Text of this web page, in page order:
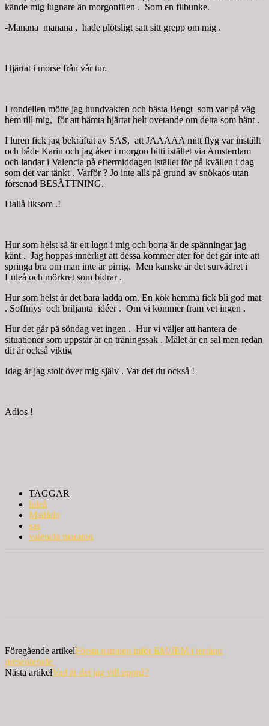
kände mig lugnare än morgonfilen . Som en filbunke.
-Manana manana , hade plötsligt satt sitt grepp om mig .
Hjärtat i morse från vår tur.
I rondellen mötte jag hundvakten och bästa Bengt som var på väg
hem till mig, för att hämta hjärtat helt ovetande om detta som hänt .
I luren fick jag bekräftat av SAS, att JAAAAA mitt flyg var inställt
och både Karin och jag åker i morgon bitti istället via Amsterdam
och landar i Valencia på eftermiddagen istället för på kvällen i dag
som det var tänkt . Varför ? Jo inte alls på grund av snökaos utan
försenad BESÄTTNING.
Hallå liksom .!
Hur som helst så är ett lugn i mig och borta är de spänningar jag
känt . Jag hoppas innerligt att dessa kommer åter för det går inte att
springa bra om man inte är pirrig. Men kanske är det survädret i
Luleå och mörkret som bidrar .
Hur som helst är det bara ladda om. En kök hemma fick bli god mat
. Soffmys och briljanta idéer . Om vi kommer fram vet ingen .
Hur det går på söndag vet ingen . Hur vi väljer att hantera de
situationer som uppstår är en träningssak . Målet är en sal men redan
dit är också viktig
Idag är jag stolt över mig själv . Var det du också !
Adios !
TAGGAR
luleå
Matlåda
sas
valencia maraton
Föregående artikelFörsta namnen inför EM/JEM i terräng
presenterade
Nästa artikelVad är det jag vill uppnå?